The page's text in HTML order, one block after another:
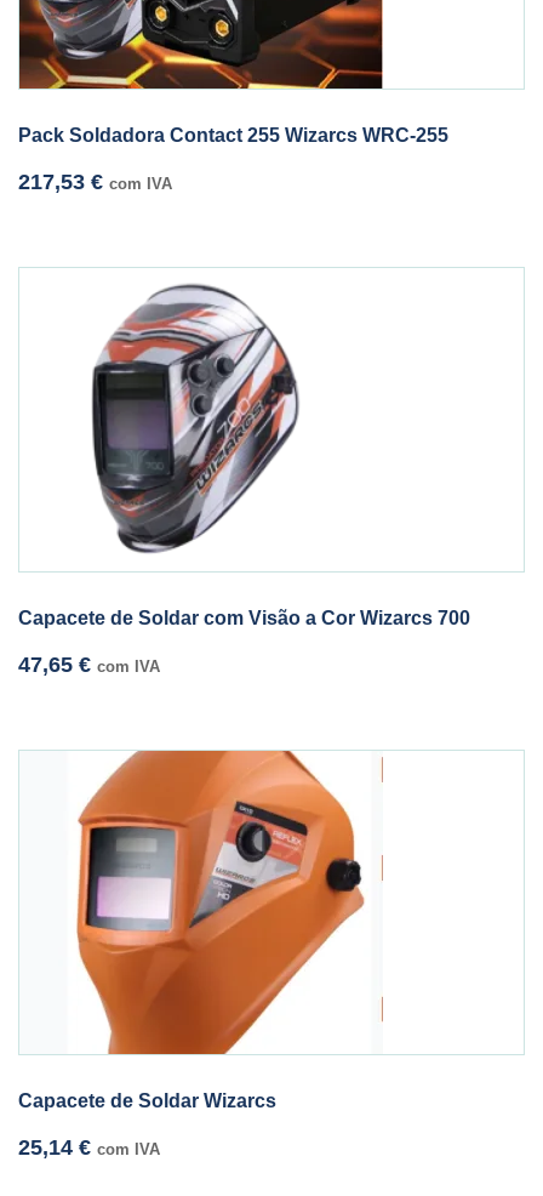
Pack Soldadora Contact 255 Wizarcs WRC-255
217,53 € com IVA
Capacete de Soldar com Visão a Cor Wizarcs 700
47,65 € com IVA
Capacete de Soldar Wizarcs
25,14 € com IVA